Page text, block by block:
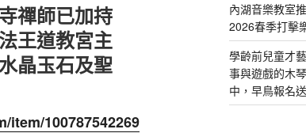
禪師已加持
王道教宮主
晶玉石及聖
item/100787542269
內湖音樂教室
2026春季打擊
學齡前兒童才
事與遊戲的木
中，早鳥報名